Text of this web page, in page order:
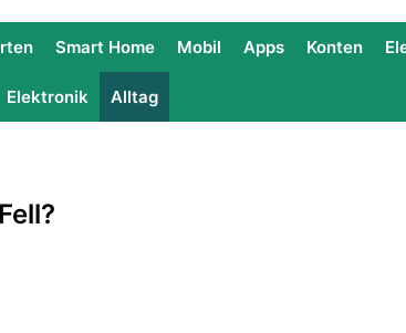
Smart Home Mobil Apps Konten
Elektronik Alltag